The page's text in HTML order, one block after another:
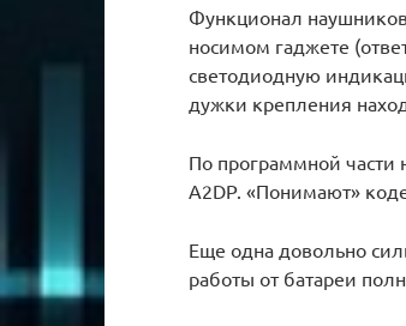
Функционал
носимом гаджете
светодиодную
дужки крепления
По программной части
A2DP. «Понимают»
Еще одна довольно
работы от батареи